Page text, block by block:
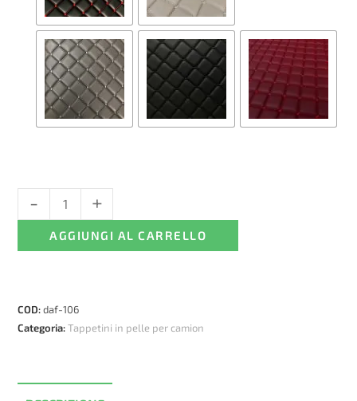
in
Automatico
quantità
- +
AGGIUNGI AL CARRELLO
COD:daf-106
Categoria:Tappetini in pelle per camion